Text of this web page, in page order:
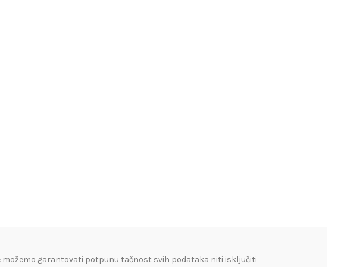
možemo garantovati potpunu tačnost svih podataka niti isključiti